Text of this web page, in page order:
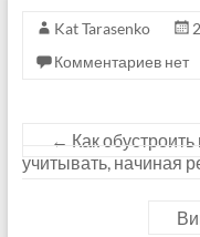
Kat Tarasenko
Комментариев нет
← Как
учитывать, начиная